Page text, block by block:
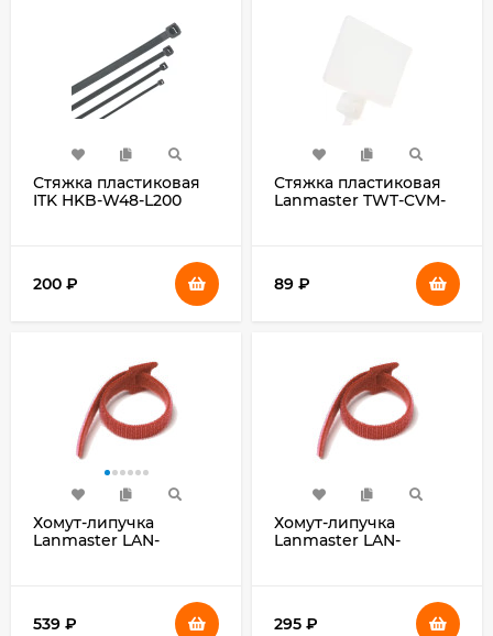
Стяжка пластиковая
ITK HKB-W48-L200
200 ₽
Стяжка пластиковая
Lanmaster TWT-CVM-
89 ₽
Хомут-липучка
Lanmaster LAN-
помещений красный
539 ₽
Хомут-липучка
Lanmaster LAN-
помещений красный
295 ₽